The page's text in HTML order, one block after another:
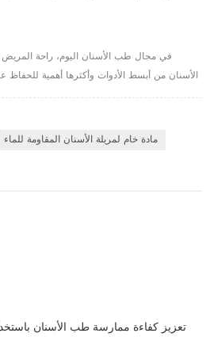
في مجال طب الأسنان اليوم، راحة المريض
الأسنان من أبسط الأدوات وأكثرها أهمية للحفاظ
فعّالة يكمن الاختيار الدقيق لـ المواد الخام
قوتها ولكن أيضًا قدرتها على مقاومة
الإجراءات. غالبًا ما يتم تصنيع مرايل الأسنان
مادة خام لمريلة الأسنان المقاومة للماء
تعزيز كفاءة ممارسة طب الأسنان